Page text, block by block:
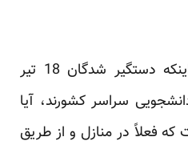
به نظر شما با توجه به اینکه دستگیر شدگان 18 تیر
50 تشکل دانشجویی سراسر کشورند، آیا
فعلاً در منازل و از طریق